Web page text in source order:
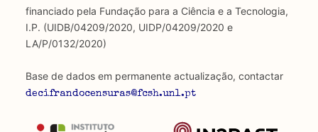
financiado pela Fundação para a Ciência e a Tecnologia,
I.P. (UIDB/04209/2020, UIDP/04209/2020 e
LA/P/0132/2020)
Base de dados em permanente actualização, contactar
decifrandocensuras@fcsh.unl.pt